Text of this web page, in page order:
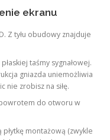
ekranu
Z tyłu obudowy znajduje
taśmy sygnałowej.
gniazda uniemożliwia
nie zrobisz na siłę.
do otworu w
montażową (zwykle